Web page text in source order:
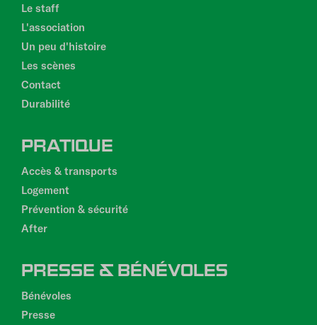
Le staff
L'association
Un peu d'histoire
Les scènes
Contact
Durabilité
PRATIQUE
Accès & transports
Logement
Prévention & sécurité
After
PRESSE & BÉNÉVOLES
Bénévoles
Presse